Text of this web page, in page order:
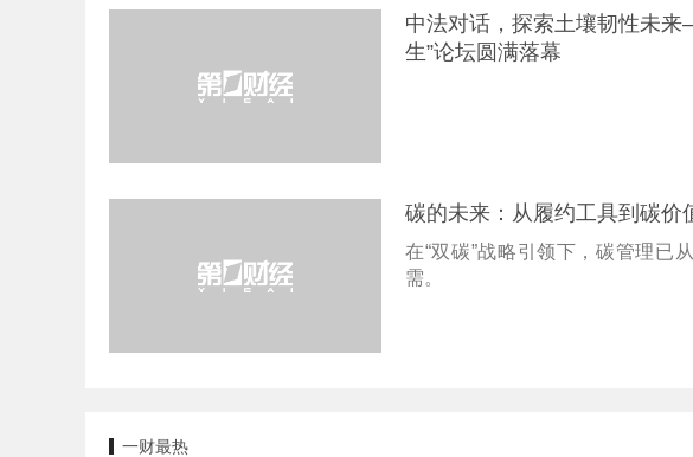
中法对话，探索土壤韧性未
生”论坛圆满落幕
碳的未来：从履约工具到碳价
在“双碳”战略引领下，碳管理已
需。
一财最热